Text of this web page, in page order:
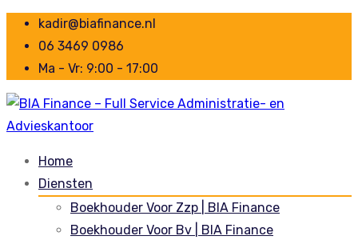
kadir@biafinance.nl
06 3469 0986
Ma - Vr: 9:00 - 17:00
Home
Diensten
Boekhouder Voor Zzp | BIA Finance
Boekhouder Voor Bv | BIA Finance